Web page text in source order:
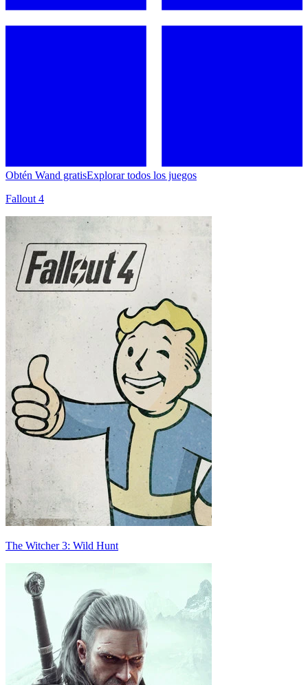
Obtén Wand gratisExplorar todos los juegos
Fallout 4
The Witcher 3: Wild Hunt